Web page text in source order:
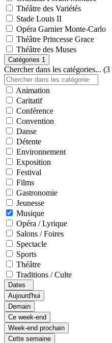
Théâtre des Variétés
Stade Louis II
Opéra Garnier Monte-Carlo
Théâtre Princesse Grace
Théâtre des Muses
Catégories 1
Chercher dans les catégories...
Animation
Caritatif
Conférence
Convention
Danse
Détente
Environnement
Exposition
Festival
Films
Gastronomie
Jeunesse
Musique
Opéra / Lyrique
Salons / Foires
Spectacle
Sports
Théâtre
Traditions / Culte
Dates
Aujourd'hui
Demain
Ce week-end
Week-end prochain
Cette semaine